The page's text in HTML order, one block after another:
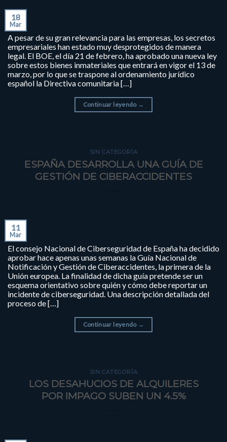
18
Mar
A pesar de su gran relevancia para las empresas, los secretos
empresariales han estado muy desprotegidos de manera
legal. El BOE, el día 21 de febrero, ha aprobado una nueva ley
sobre estos bienes inmateriales que entrará en vigor el 13 de
marzo, por lo que se traspone al ordenamiento jurídico
español la Directiva comunitaria […]
Continuar leyendo →
SIN CATEGORÍA
ESPAÑA DESARROLLA UNA GUÍA DE
GESTIÓN DE CIBERACCIDENTES
11
Mar
El consejo Nacional de Ciberseguridad de España ha decidido
aprobar hace apenas unas semanas la Guía Nacional de
Notificación y Gestión de Ciberaccidentes, la primera de la
Unión europea. La finalidad de dicha guía pretende ser un
esquema orientativo sobre quién y cómo debe reportar un
incidente de ciberseguridad. Una descripción detallada del
proceso de […]
Continuar leyendo →
SIN CATEGORÍA
LOS DESAHUCIOS DE ALQUILERES
POR IMPAGO SUBEN UN 4.5%